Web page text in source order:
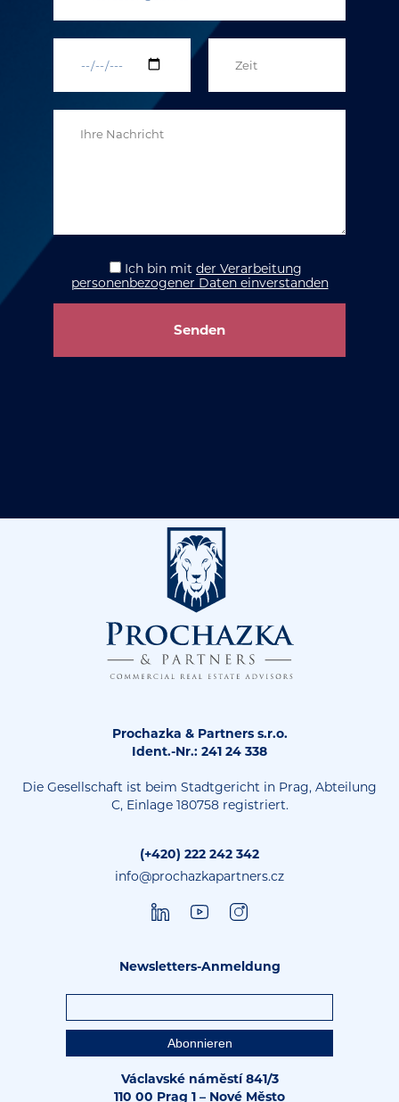
Ich bin mit der Verarbeitung
personenbezogener Daten einverstanden
Prochazka & Partners s.r.o.
Ident.-Nr.: 241 24 338
Die Gesellschaft ist beim Stadtgericht in Prag, Abteilung
C, Einlage 180758 registriert.
(+420) 222 242 342
info@prochazkapartners.cz
Newsletters-Anmeldung
Václavské náměstí 841/3
110 00 Prag 1 – Nové Město